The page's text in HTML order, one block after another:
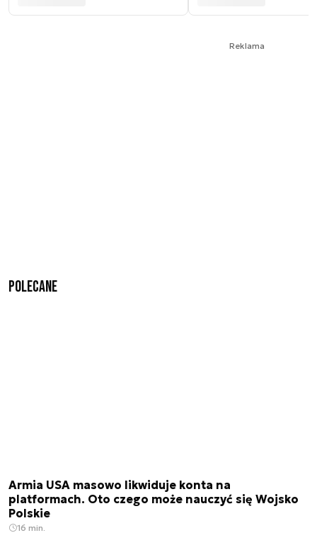
Reklama
Polecane
Armia USA masowo likwiduje konta na
platformach. Oto czego może nauczyć się Wojsko
Polskie
16 min.